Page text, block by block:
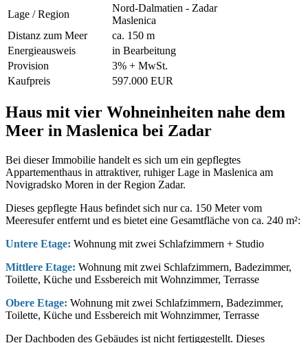
Lage / Region
Nord-Dalmatien - Zadar
Maslenica
Distanz zum Meer
ca. 150 m
Energieausweis
in Bearbeitung
Provision
3% + MwSt.
Kaufpreis
597.000 EUR
Haus mit vier Wohneinheiten nahe dem
Meer in Maslenica bei Zadar
Bei dieser Immobilie handelt es sich um ein gepflegtes
Appartementhaus in attraktiver, ruhiger Lage in Maslenica am
Novigradsko Moren in der Region Zadar.
Dieses gepflegte Haus befindet sich nur ca. 150 Meter vom
Meeresufer entfernt und es bietet eine Gesamtfläche von ca. 240 m²:
Untere Etage: Wohnung mit zwei Schlafzimmern + Studio
Mittlere Etage: Wohnung mit zwei Schlafzimmern, Badezimmer,
Toilette, Küche und Essbereich mit Wohnzimmer, Terrasse
Obere Etage: Wohnung mit zwei Schlafzimmern, Badezimmer,
Toilette, Küche und Essbereich mit Wohnzimmer, Terrasse
Der Dachboden des Gebäudes ist nicht fertiggestellt. Dieses